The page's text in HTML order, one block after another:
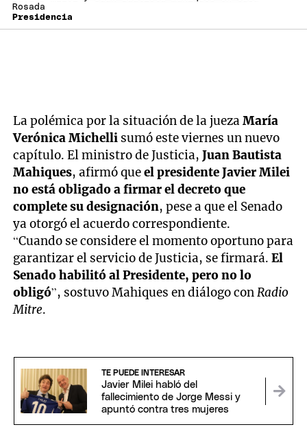
Rosada
Presidencia
La polémica por la situación de la juezaMaría
Verónica Michelli sumó este viernes un nuevo
capítulo. El ministro de Justicia,Juan Bautista
Mahiques, afirmó queel presidente Javier Milei
no está obligado a firmar el decreto que
complete su designación, pese a que el Senado
ya otorgó el acuerdo correspondiente.
“Cuando se considere el momento oportuno para
garantizar el servicio de Justicia, se firmará.El
Senado habilitó al Presidente, pero no lo
obligó”, sostuvo Mahiques en diálogo conRadio
Mitre.
TE PUEDE INTERESAR
Javier Milei habló del
fallecimiento de Jorge Messi y
apuntó contra tres mujeres